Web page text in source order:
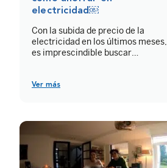
electricidad￼
Con la subida de precio de la
electricidad en los últimos meses,
es imprescindible buscar
ahorrar u optimizar los costes. La
consumo a la par que a reducir la
contaminación, haciendo un uso
eficiente de la […]
Ver más